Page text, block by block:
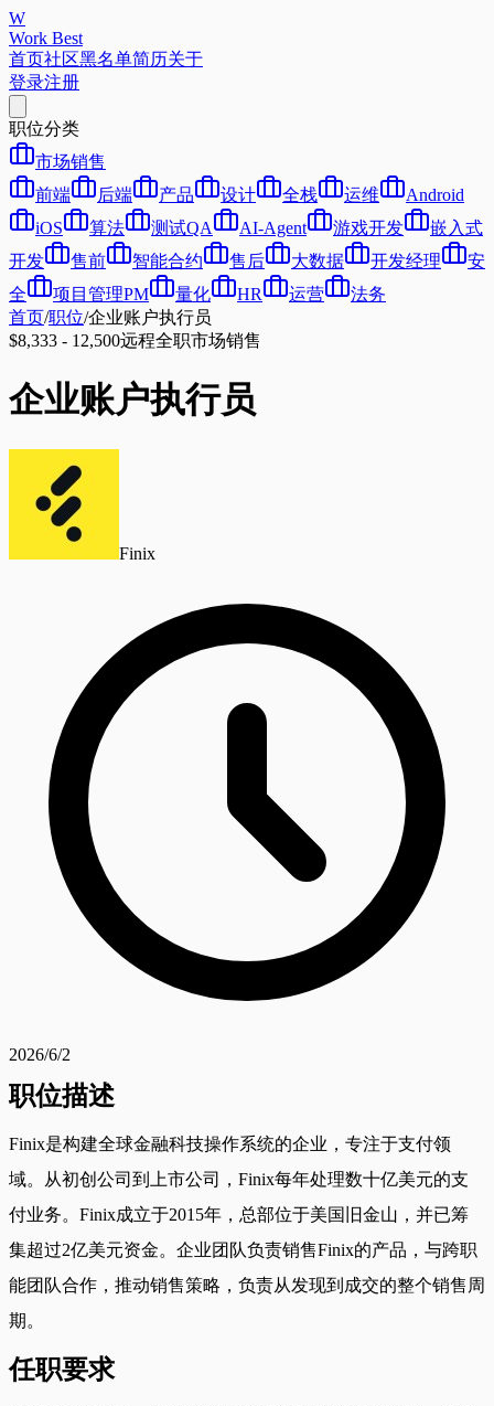
W
Work Best
首页社区黑名单简历关于
登录注册
职位分类
市场销售
前端
后端 产品 设计 全栈 运维
Android
iOS
算法 测试QA AI-Agent 游戏开发
嵌入式
开发
售前 智能合约 售后 大数据 开发经理
安
全
项目管理PM 量化 HR 运营
法务
首页/职位/企业账户执行员
$8,333 - 12,500远程全职市场销售
企业账户执行员
Finix
2026/6/2
职位描述
Finix是构建全球金融科技操作系统的企业，专注于支付领
域。从初创公司到上市公司，Finix每年处理数十亿美元的支
付业务。Finix成立于2015年，总部位于美国旧金山，并已筹
集超过2亿美元资金。企业团队负责销售Finix的产品，与跨职
能团队合作，推动销售策略，负责从发现到成交的整个销售周
期。
任职要求